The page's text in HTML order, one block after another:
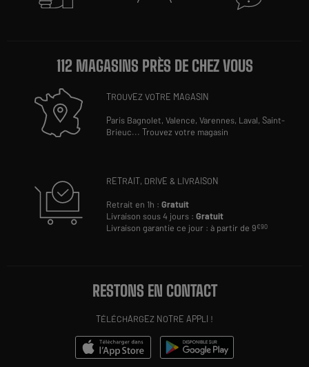
112 MAGASINS PRÈS DE CHEZ VOUS
TROUVEZ VOTRE MAGASIN
Paris Bagnolet,Valence,Varennes, Laval,Saint-
Brieuc...Trouvez votre magasin
RETRAIT, DRIVE & LIVRAISON
Retrait en 1h :Gratuit
Livraison sous 4 jours :Gratuit
Livraison garantie ce jour : à partir de 9€90
RESTONS EN CONTACT
TÉLÉCHARGEZ NOTRE APPLI !